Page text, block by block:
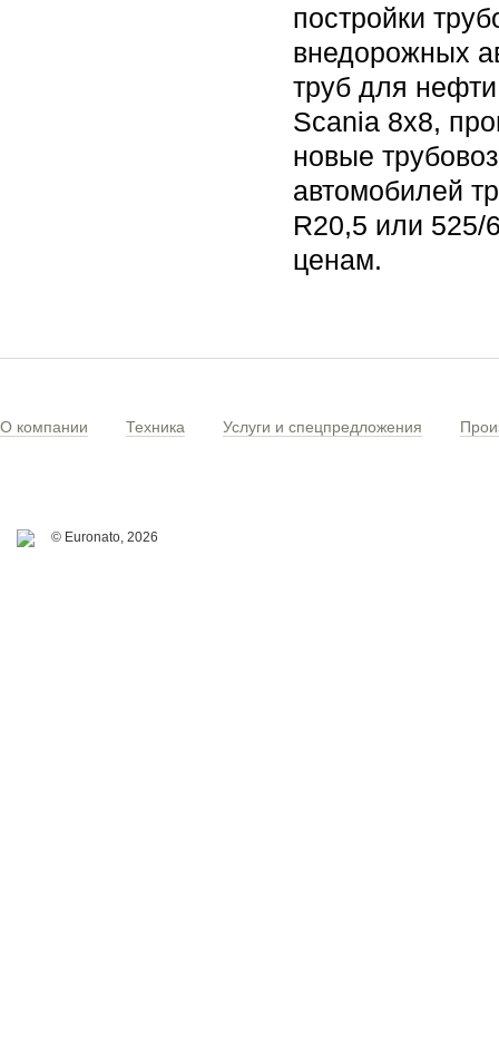
постройки
внедорожных
труб для
Scania 8x8,
новые
автомобилей
R20,5 или 525/
ценам.
О компании Техника Услуги и спецпредложения
© Euronato, 2026